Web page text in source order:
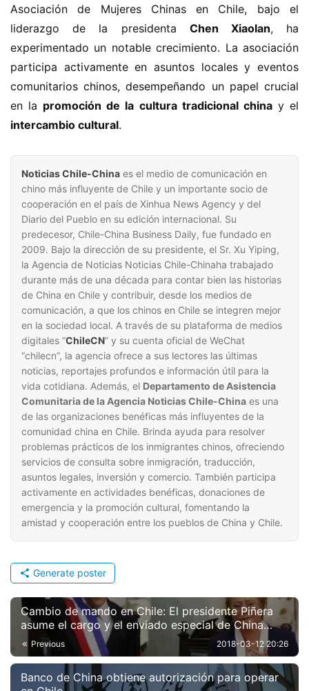
Asociación de Mujeres Chinas en Chile, bajo el
liderazgo de la presidenta Chen Xiaolan, ha
experimentado un notable crecimiento. La asociación
participa activamente en asuntos locales y eventos
comunitarios chinos, desempeñando un papel crucial
en la promoción de la cultura tradicional china
intercambio cultural.
Noticias Chile-China es el medio de comunicación en
chino más influyente de Chile y un importante socio de
cooperación en el país de Xinhua News Agency y del
Diario del Pueblo en su edición internacional. Su
predecesor, Chile-China Business Daily, fue fundado en
2009. Bajo la dirección de su presidente, el Sr. Xu Yiping,
la Agencia de Noticias Noticias Chile-Chinaha trabajado
durante más de una década para contar bien las historias
de China en Chile y contribuir, desde los medios de
comunicación, a que los chinos en Chile se integren mejor
en la sociedad local. A través de su plataforma de medios
digitales “ChileCN” y su cuenta oficial de WeChat
“chilecn”, la agencia ofrece a sus lectores las últimas
noticias, reportajes profundos e información útil para la
vida cotidiana. Además, el Departamento de Asistencia
Comunitaria de la Agencia Noticias Chile-China es una
de las organizaciones benéficas más influyentes de la
comunidad china en Chile. Brinda ayuda para resolver
problemas prácticos de los inmigrantes chinos, ofreciendo
servicios de consulta sobre inmigración, traducción,
asuntos legales, inversión y comercio. También participa
activamente en actividades benéficas, donaciones de
emergencia y la promoción cultural, fomentando la
amistad y cooperación entre los pueblos de China y Chile.
Generate poster
Cambio de mando en Chile: El presidente Piñera
asume el cargo y el enviado especial de China
asiste a la ceremonia
Previous 2018-03-12 20:26
Banco de China obtiene autorización para operar